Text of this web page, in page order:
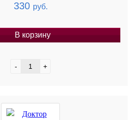
330 руб.
В корзину
- +